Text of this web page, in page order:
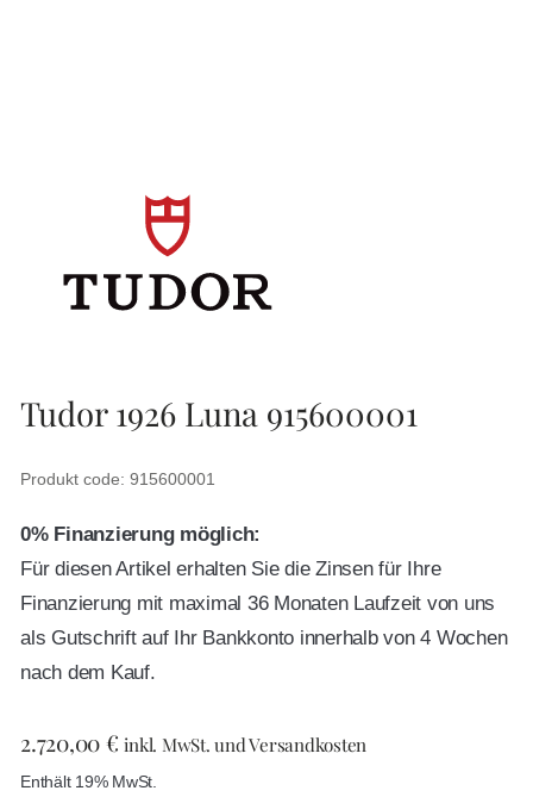
Tudor 1926 Luna 915600001
Produkt code: 915600001
0% Finanzierung möglich:
Für diesen Artikel erhalten Sie die Zinsen für Ihre
Finanzierung mit maximal 36 Monaten Laufzeit von uns
als Gutschrift auf Ihr Bankkonto innerhalb von 4 Wochen
nach dem Kauf.
2.720,00€ inkl. MwSt. und Versandkosten
Enthält 19% MwSt.